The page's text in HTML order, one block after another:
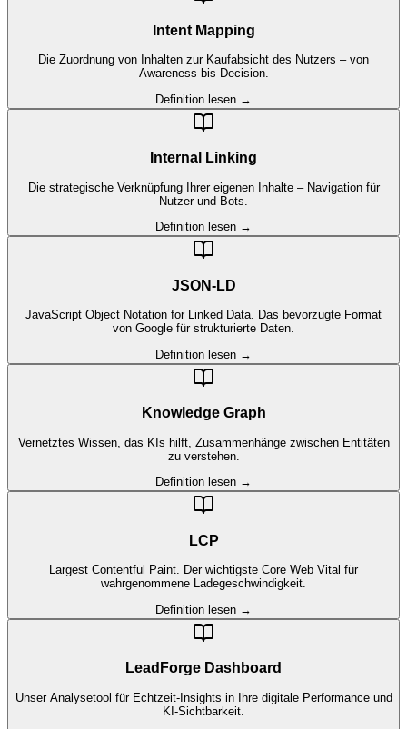
Intent Mapping
Die Zuordnung von Inhalten zur Kaufabsicht des Nutzers – von
Awareness bis Decision.
Definition lesen →
Internal Linking
Die strategische Verknüpfung Ihrer eigenen Inhalte – Navigation für
Nutzer und Bots.
Definition lesen →
JSON-LD
JavaScript Object Notation for Linked Data. Das bevorzugte Format
von Google für strukturierte Daten.
Definition lesen →
Knowledge Graph
Vernetztes Wissen, das KIs hilft, Zusammenhänge zwischen Entitäten
zu verstehen.
Definition lesen →
LCP
Largest Contentful Paint. Der wichtigste Core Web Vital für
wahrgenommene Ladegeschwindigkeit.
Definition lesen →
LeadForge Dashboard
Unser Analysetool für Echtzeit-Insights in Ihre digitale Performance und
KI-Sichtbarkeit.